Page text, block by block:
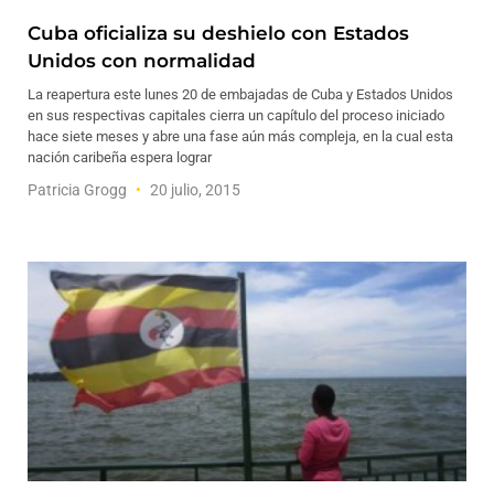
Cuba oficializa su deshielo con Estados
Unidos con normalidad
La reapertura este lunes 20 de embajadas de Cuba y Estados Unidos
en sus respectivas capitales cierra un capítulo del proceso iniciado
hace siete meses y abre una fase aún más compleja, en la cual esta
nación caribeña espera lograr
Patricia Grogg 20 julio, 2015